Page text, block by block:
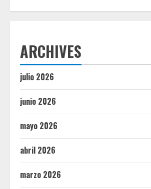
ARCHIVES
julio 2026
junio 2026
mayo 2026
abril 2026
marzo 2026